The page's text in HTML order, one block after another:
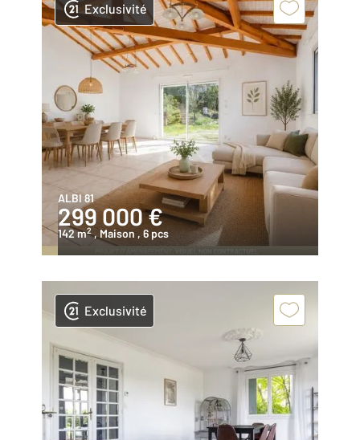
Exclusivité
ALBI 81
299 000 €
142 m2 , Maison , 6 pcs
Exclusivité